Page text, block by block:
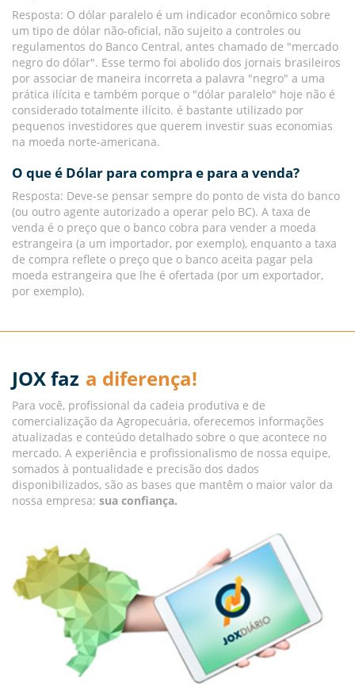
Resposta: O dólar paralelo é um indicador econômico sobre
um tipo de dólar não-oficial, não sujeito a controles ou
regulamentos do Banco Central, antes chamado de "mercado
negro do dólar". Esse termo foi abolido dos jornais brasileiros
por associar de maneira incorreta a palavra "negro" a uma
prática ilícita e também porque o "dólar paralelo" hoje não é
considerado totalmente ilícito. é bastante utilizado por
pequenos investidores que querem investir suas economias
na moeda norte-americana.
O que é Dólar para compra e para a venda?
Resposta: Deve-se pensar sempre do ponto de vista do banco
(ou outro agente autorizado a operar pelo BC). A taxa de
venda é o preço que o banco cobra para vender a moeda
estrangeira (a um importador, por exemplo), enquanto a taxa
de compra reflete o preço que o banco aceita pagar pela
moeda estrangeira que lhe é ofertada (por um exportador,
por exemplo).
JOX faz a diferença!
Para você, profissional da cadeia produtiva e de
comercialização da Agropecuária, oferecemos informações
atualizadas e conteúdo detalhado sobre o que acontece no
mercado. A experiência e profissionalismo de nossa equipe,
somados à pontualidade e precisão dos dados
disponibilizados, são as bases que mantêm o maior valor da
nossa empresa: sua confiança.